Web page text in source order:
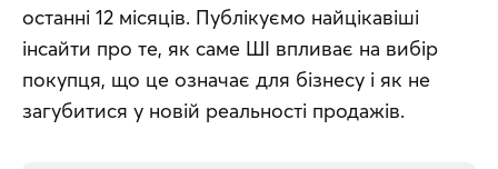
останні 12 місяців. Публікуємо найцікавіші
інсайти про те, як саме ШІ впливає на вибір
покупця, що це означає для бізнесу і як не
загубитися у новій реальності продажів.